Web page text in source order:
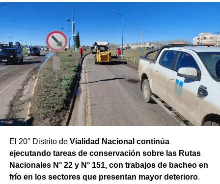
El 20° Distrito de Vialidad Nacional continúa
ejecutando tareas de conservación sobre las Rutas
Nacionales N° 22 y N° 151, con trabajos de bacheo en
frío en los sectores que presentan mayor deterioro.